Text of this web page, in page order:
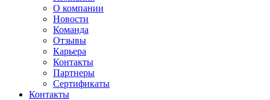
О компании
Новости
Команда
Отзывы
Карьера
Контакты
Партнеры
Сертификаты
Контакты